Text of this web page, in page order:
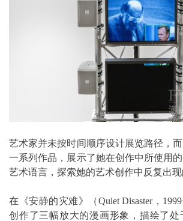
艺术家并未按时间顺序设计展览路径，
一系列作品，展示了她在创作中所使用
艺术语言，探索她的艺术创作中反复出现
在《安静的灾难》（Quiet Disaster，
创作了三幅放大的漫画形象，描绘了处